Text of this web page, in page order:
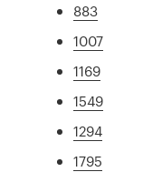
883
1007
1169
1549
1294
1795